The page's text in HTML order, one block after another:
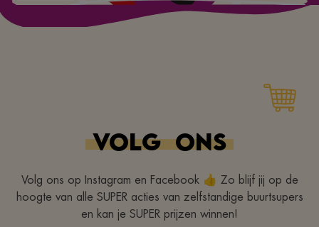
VOLG ONS
Volg ons op Instagram en Facebook 👍 Zo blijf jij op de
hoogte van alle SUPER acties van zelfstandige buurtsupers
en kan je SUPER prijzen winnen!